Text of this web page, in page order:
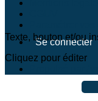
Texte, bouton et/ou
Cliquez pour éditer
Se connecter